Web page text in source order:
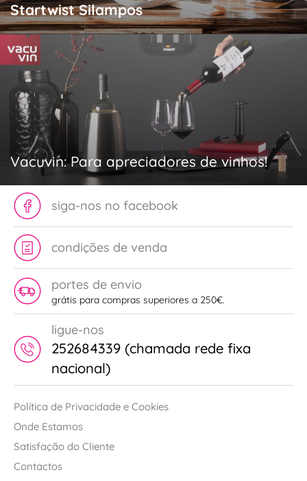
Startwist Silampos
Vacuvin: Para apreciadores de vinhos!
siga-nos no facebook
condições de venda
portes de envio
grátis para compras superiores a 250€.
ligue-nos
252684339 (chamada rede fixa
nacional)
Política de Privacidade e Cookies
Onde Estamos
Satisfação do Cliente
Contactos